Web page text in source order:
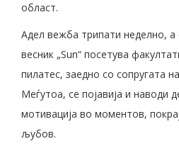
област.
Адел вежба трипати неделно, а
весник „Sun“ посетува
пилатес, заедно со сопругата
Меѓутоа, се појавија и наводи
мотивација во моментов,
љубов.